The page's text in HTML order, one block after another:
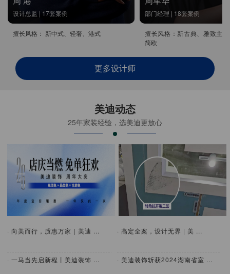
设计总监 | 17套案例
擅长风格： 新中式、轻奢、港式
部门经理 | 18套案例
擅长风格：新古典、雅致主
简欧
更多设计师
美迪动态
25年家装经验，选美迪更放心
· 向美而行，质惠万家｜美迪 ...
· 一马当先启新程丨美迪装饰 ...
· 高定全案，设计无界 | 美 ...
· 美迪装饰斩获2024湖南省室 ...